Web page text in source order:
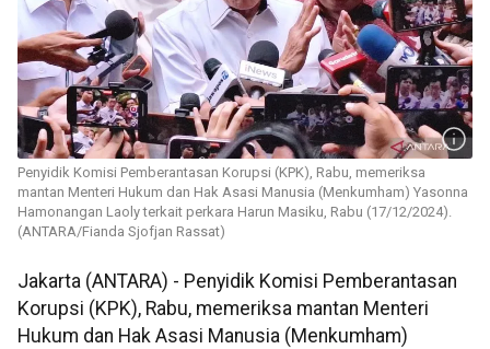
Penyidik Komisi Pemberantasan Korupsi (KPK), Rabu, memeriksa
mantan Menteri Hukum dan Hak Asasi Manusia (Menkumham) Yasonna
Hamonangan Laoly terkait perkara Harun Masiku, Rabu (17/12/2024).
(ANTARA/Fianda Sjofjan Rassat)
Jakarta (ANTARA) - Penyidik Komisi Pemberantasan
Korupsi (KPK), Rabu, memeriksa mantan Menteri
Hukum dan Hak Asasi Manusia (Menkumham)